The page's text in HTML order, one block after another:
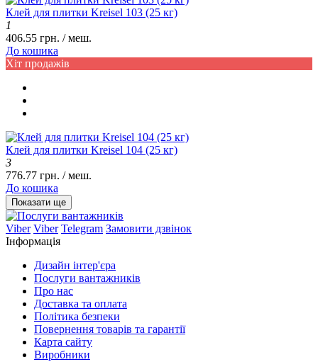
Клей для плитки Kreisel 103 (25 кг)
1
406.55 грн. / меш.
До кошика
Хіт продажів
Клей для плитки Kreisel 104 (25 кг)
3
776.77 грн. / меш.
До кошика
Показати ще
Viber Viber Telegram Замовити дзвінок
Інформація
Дизайн інтер'єра
Послуги вантажників
Про нас
Доставка та оплата
Політика безпеки
Повернення товарів та гарантії
Карта сайту
Виробники